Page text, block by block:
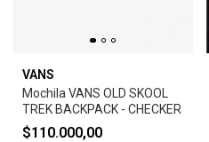
VANS
Mochila VANS OLD SKOOL
TREK BACKPACK - CHECKER
$110.000,00